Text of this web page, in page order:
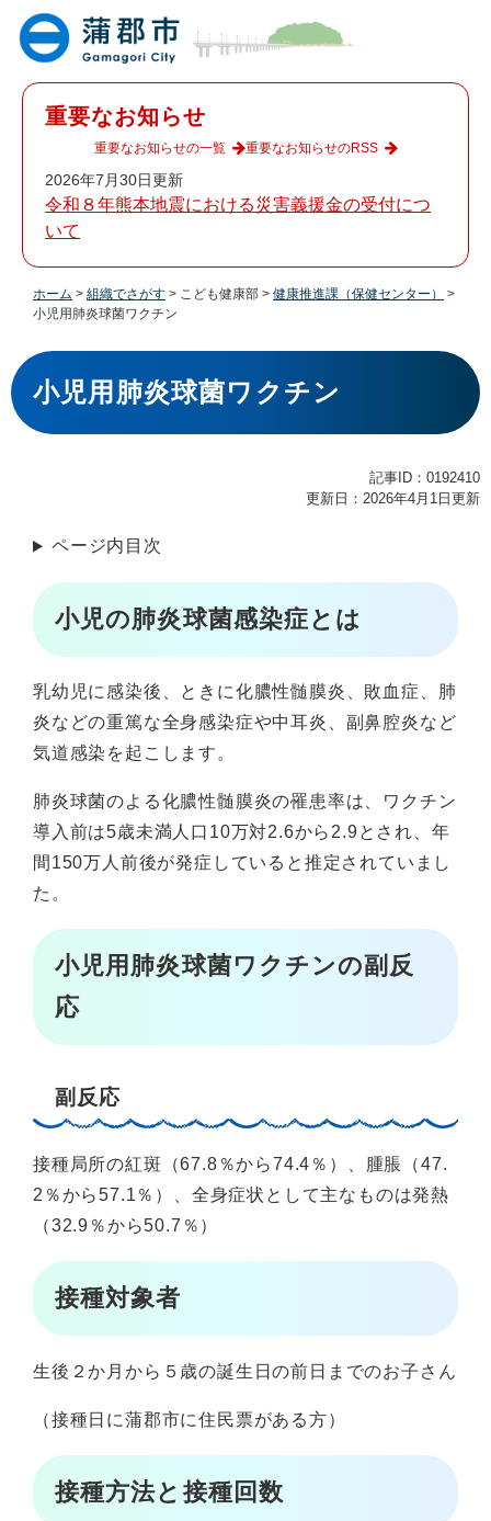
重要なお知らせ
2026年7月30日更新
令和８年熊本地震における災害義援金の受付につ
いて
重要なお知らせの一覧 重要なお知らせのRSS
ホーム > 組織でさがす > こども健康部 > 健康推進課（保健センター）
>
小児用肺炎球菌ワクチン
本
文
小児用肺炎球菌ワクチン
記事ID：0192410
更新日：2026年4月1日更新
ページ内目次
小児の肺炎球菌感染症とは
乳幼児に感染後、ときに化膿性髄膜炎、敗血症、肺
炎などの重篤な全身感染症や中耳炎、副鼻腔炎など
気道感染を起こします。
肺炎球菌のよる化膿性髄膜炎の罹患率は、ワクチン
導入前は5歳未満人口10万対2.6から2.9とされ、年
間150万人前後が発症していると推定されていまし
た。
小児用肺炎球菌ワクチンの副反
応
副反応
接種局所の紅斑（67.8％から74.4％）、腫脹（47.
2％から57.1％）、全身症状として主なものは発熱
（32.9％から50.7％）
接種対象者
生後２か月から５歳の誕生日の前日までのお子さん
（接種日に蒲郡市に住民票がある方）
接種方法と接種回数